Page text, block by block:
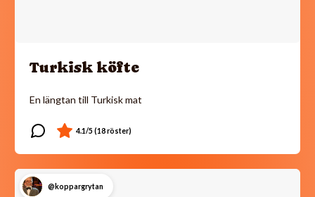
Turkisk köfte
En längtan till Turkisk mat
@koppargrytan